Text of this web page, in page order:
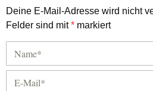
Deine E-Mail-Adresse wird nicht
Felder sind mit* markiert